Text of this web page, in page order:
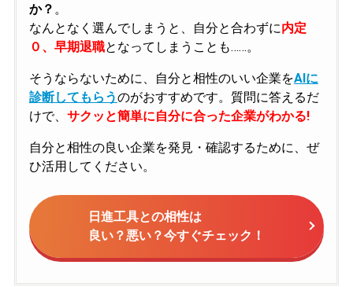
か？ 。
なんとなく選んでしまうと、自分と合わずに内定
０、早期退職となってしまうことも……。
そうならないために、自分と相性のいい企業をAIに
診断してもらうのがおすすめです。質問に答えるだ
けで、 サクッと簡単に自分に合った企業がわかる!
自分と相性の良い企業を発見・確認するために、ぜ
ひ活用してください。
日進工具との相性は
良い？悪い？今すぐチェック！